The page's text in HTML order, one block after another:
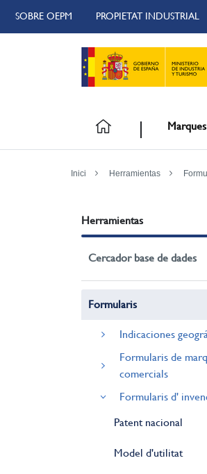
SOBRE OEPM PROPIETAT INDUSTRIAL
Inici Herramientas
Herramientas
Cercador base de dades
Formularis
Indicaciones
Formularis de
comercials
Formularis d'
Patent nacional
Model d'utilitat